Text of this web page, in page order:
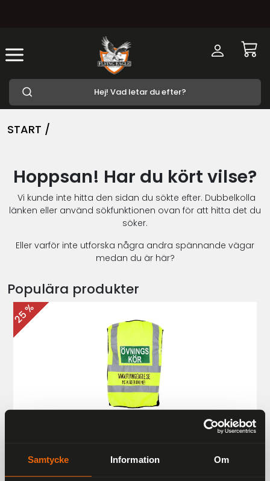
Samtycke Information Om
START /
Hoppsan! Har du kört vilse?
Vi kunde inte hitta den sidan du sökte efter. Dubbelkolla
länken eller använd sökfunktionen ovan för att hitta det du
söker.
Eller varför inte utforska några andra spännande vägar
medan du är här?
Populära produkter
25 %
187 kr
249 kr